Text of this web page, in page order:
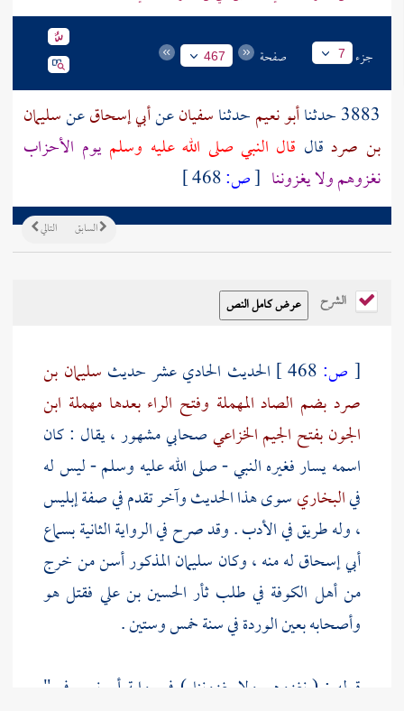
جزء 7 صفحة 467
3883 حدثنا أبو نعيمحدثناسفيانعنأبي إسحاقعنسليمان
بن صرد قال قال النبي صلى الله عليه وسلميوم الأحزاب
نغزوهم ولا يغزوننا [ص:
التالي السابق
الشرح
[ ص: الحديث الحادي عشر حديث سليمان بن
صرد بضم الصاد المهملة وفتح الراء بعدها مهملة ابن
الجون بفتح الجيم الخزاعيصحابي مشهور ، يقال : كان
اسمهيسارفغيره النبي - صلى الله عليه وسلم - ليس له
فيالبخاريسوى هذا الحديث وآخر تقدم في صفة إبليس
، وله طريق في الأدب . وقد صرح في الرواية الثانية بسماع
أبي إسحاقله منه ، وكان سليمانالمذكور أسن من خرج
منأهل الكوفة في طلب ثأر الحسين بن علي فقتل هو
وأصحابهبعين الوردةفي سنة خمس وستين .
قوله : ( نغزوهم ولا يغزوننا ) في رواية أبي نعيم في "